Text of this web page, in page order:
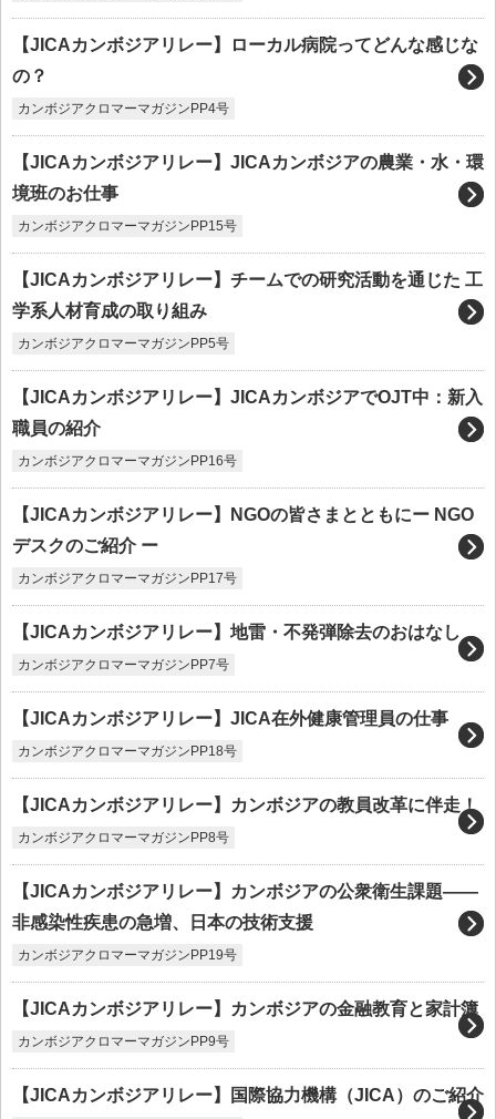
【JICAカンボジアリレー】ローカル病院ってどんな感じな
の？
カンボジアクロマーマガジンPP4号
【JICAカンボジアリレー】JICAカンボジアの農業・水・環
境班のお仕事
カンボジアクロマーマガジンPP15号
【JICAカンボジアリレー】チームでの研究活動を通じた 工
学系人材育成の取り組み
カンボジアクロマーマガジンPP5号
【JICAカンボジアリレー】JICAカンボジアでOJT中：新入
職員の紹介
カンボジアクロマーマガジンPP16号
【JICAカンボジアリレー】NGOの皆さまとともにー NGO
デスクのご紹介 ー
カンボジアクロマーマガジンPP17号
【JICAカンボジアリレー】地雷・不発弾除去のおはなし
カンボジアクロマーマガジンPP7号
【JICAカンボジアリレー】JICA在外健康管理員の仕事
カンボジアクロマーマガジンPP18号
【JICAカンボジアリレー】カンボジアの教員改革に伴走！
カンボジアクロマーマガジンPP8号
【JICAカンボジアリレー】カンボジアの公衆衛生課題――
非感染性疾患の急増、日本の技術支援
カンボジアクロマーマガジンPP19号
【JICAカンボジアリレー】カンボジアの金融教育と家計簿
カンボジアクロマーマガジンPP9号
【JICAカンボジアリレー】国際協力機構（JICA）のご紹介